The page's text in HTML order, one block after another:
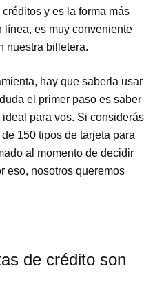
y es la forma más
línea, es muy conveniente
nuestra billetera.
hay que saberla usar
el primer paso es saber
para vos. Si considerás
150 tipos de tarjeta para
al momento de decidir
eso, nosotros queremos
de crédito son